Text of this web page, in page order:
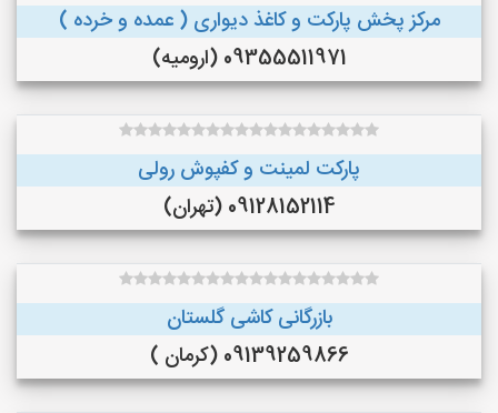
مرکز پخش پارکت و کاغذ دیواری ( عمده و خرده )
09355511971 (ارومیه)
پارکت لمینت و کفپوش رولی
09128152114 (تهران)
بازرگانی کاشی گلستان
09139259866 (کرمان )